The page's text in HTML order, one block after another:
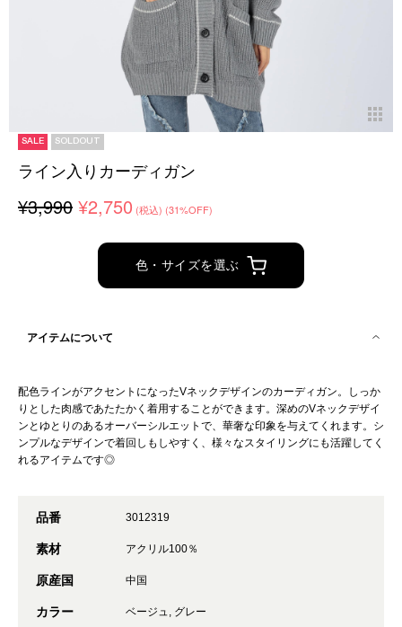
SALE SOLDOUT
ライン入りカーディガン
¥3,990 ¥2,750 (税込) (31%OFF)
色・サイズを選ぶ
アイテムについて
配色ラインがアクセントになったVネックデザインのカーディガン。しっか
りとした肉感であたたかく着用することができます。深めのVネックデザイ
ンとゆとりのあるオーバーシルエットで、華奢な印象を与えてくれます。シ
ンプルなデザインで着回しもしやすく、様々なスタイリングにも活躍してく
れるアイテムです◎
品番 3012319
素材 アクリル100％
原産国 中国
カラー ベージュ, グレー